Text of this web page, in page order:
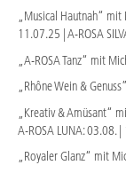
„Musical Hautnah“ mit
11.07.25 | A-ROSA
„A-ROSA Tanz“ mit
„Rhône Wein &
„Kreativ & Amüsant“
A-ROSA LUNA: 03.08.
„Royaler Glanz“ mit